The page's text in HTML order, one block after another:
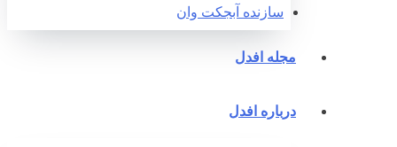
سازنده آبجکت وان‎
مجله افدل
درباره افدل